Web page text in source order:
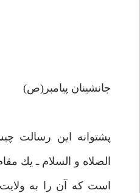
جانشينان پيامبر(ص)
پشتوانه اين رسالت
الصلاه و السلام ـ يك
است كه آن را به